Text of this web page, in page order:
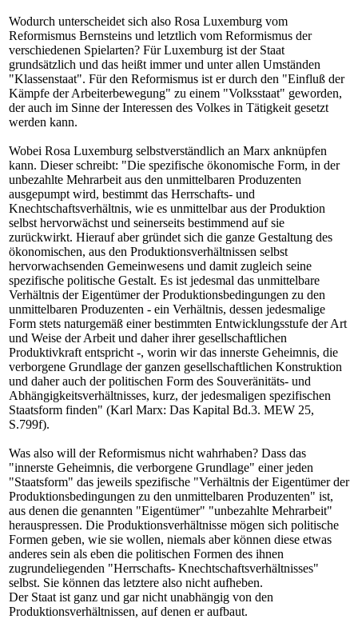
Wodurch unterscheidet sich also Rosa Luxemburg vom
Reformismus Bernsteins und letztlich vom Reformismus der
verschiedenen Spielarten? Für Luxemburg ist der Staat
grundsätzlich und das heißt immer und unter allen Umständen
"Klassenstaat". Für den Reformismus ist er durch den "Einfluß der
Kämpfe der Arbeiterbewegung" zu einem "Volksstaat" geworden,
der auch im Sinne der Interessen des Volkes in Tätigkeit gesetzt
werden kann.
Wobei Rosa Luxemburg selbstverständlich an Marx anknüpfen
kann. Dieser schreibt: "Die spezifische ökonomische Form, in der
unbezahlte Mehrarbeit aus den unmittelbaren Produzenten
ausgepumpt wird, bestimmt das Herrschafts- und
Knechtschaftsverhältnis, wie es unmittelbar aus der Produktion
selbst hervorwächst und seinerseits bestimmend auf sie
zurückwirkt. Hierauf aber gründet sich die ganze Gestaltung des
ökonomischen, aus den Produktionsverhältnissen selbst
hervorwachsenden Gemeinwesens und damit zugleich seine
spezifische politische Gestalt. Es ist jedesmal das unmittelbare
Verhältnis der Eigentümer der Produktionsbedingungen zu den
unmittelbaren Produzenten - ein Verhältnis, dessen jedesmalige
Form stets naturgemäß einer bestimmten Entwicklungsstufe der Art
und Weise der Arbeit und daher ihrer gesellschaftlichen
Produktivkraft entspricht -, worin wir das innerste Geheimnis, die
verborgene Grundlage der ganzen gesellschaftlichen Konstruktion
und daher auch der politischen Form des Souveränitäts- und
Abhängigkeitsverhältnisses, kurz, der jedesmaligen spezifischen
Staatsform finden" (Karl Marx: Das Kapital Bd.3. MEW 25,
S.799f).
Was also will der Reformismus nicht wahrhaben? Dass das
"innerste Geheimnis, die verborgene Grundlage" einer jeden
"Staatsform" das jeweils spezifische "Verhältnis der Eigentümer der
Produktionsbedingungen zu den unmittelbaren Produzenten" ist,
aus denen die genannten "Eigentümer" "unbezahlte Mehrarbeit"
herauspressen. Die Produktionsverhältnisse mögen sich politische
Formen geben, wie sie wollen, niemals aber können diese etwas
anderes sein als eben die politischen Formen des ihnen
zugrundeliegenden "Herrschafts- Knechtschaftsverhältnisses"
selbst. Sie können das letztere also nicht aufheben.
Der Staat ist ganz und gar nicht unabhängig von den
Produktionsverhältnissen, auf denen er aufbaut.